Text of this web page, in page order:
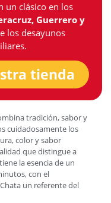
un clásico en los
Guerrero y
los desayunos
tienda
tradición, sabor y
cuidadosamente los
color y sabor
que distingue a
la esencia de un
con el
un referente del